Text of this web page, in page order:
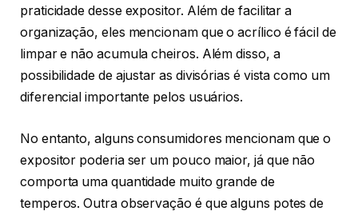
praticidade desse expositor. Além de facilitar a
organização, eles mencionam que o acrílico é fácil de
limpar e não acumula cheiros. Além disso, a
possibilidade de ajustar as divisórias é vista como um
diferencial importante pelos usuários.
No entanto, alguns consumidores mencionam que o
expositor poderia ser um pouco maior, já que não
comporta uma quantidade muito grande de
temperos. Outra observação é que alguns potes de